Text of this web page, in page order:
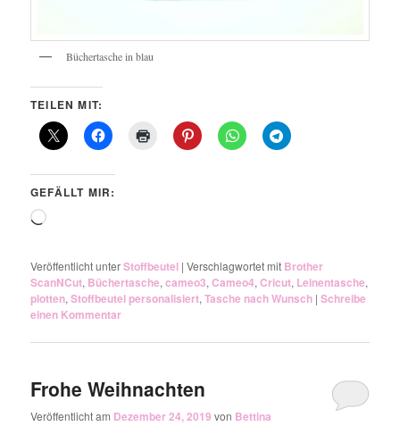
Büchertasche in blau
TEILEN MIT:
GEFÄLLT MIR:
Wird
Veröffentlicht unterStoffbeutel |Verschlagwortet mit Brother
ScanNCut, Büchertasche,cameo3,Cameo4,Cricut, Leinentasche,
plotten,Stoffbeutel personalisiert,Tasche nach Wunsch |Schreibe
einen Kommentar
Frohe Weihnachten
Veröffentlicht am Dezember 24, 2019 von Bettina